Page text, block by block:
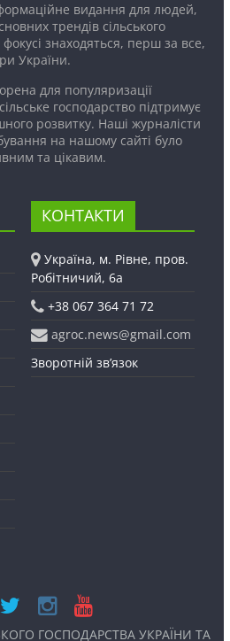
видання для людей,
трендів сільського
знаходяться, перш за все,
України.
для популяризації
господарство підтримує
розвитку. Наші журналісти
на нашому сайті було
та цікавим.
КОНТАКТИ
Україна, м. Рівне, пров.
Робітничий, 6а
+38 067 364 71 72
agroc.news@gmail.com
Зворотній зв’язок
ГОСПОДАРСТВА УКРАЇНИ ТА